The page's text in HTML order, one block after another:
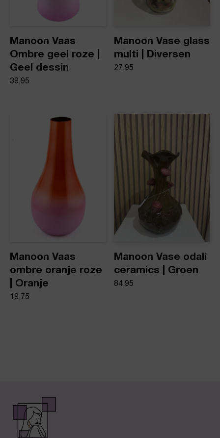
Manoon Vaas
Ombre geel roze |
Geel dessin
39,95
Manoon Vase glass
multi | Diversen
27,95
Manoon Vaas
ombre oranje roze
| Oranje
19,75
Manoon Vase odali
ceramics | Groen
84,95